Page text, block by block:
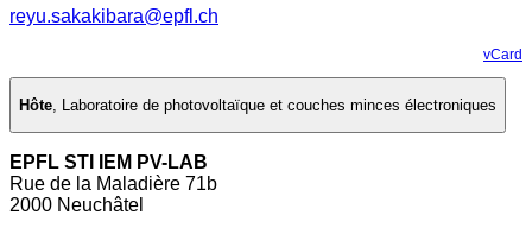
reyu.sakakibara@epfl.ch
vCard
Hôte, Laboratoire de photovoltaïque et couches minces électroniques
EPFL STI IEM PV-LAB
Rue de la Maladière 71b
2000 Neuchâtel